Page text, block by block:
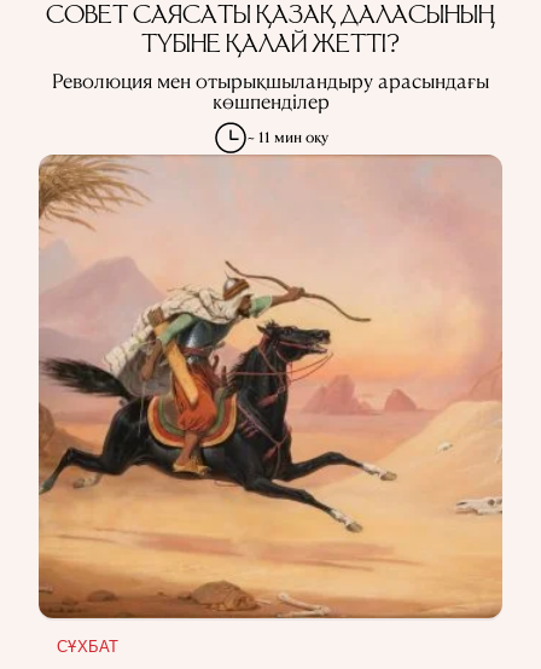
СОВЕТ САЯСАТЫ ҚАЗАҚ ДАЛАСЫНЫҢ
ТҮБІНЕ ҚАЛАЙ ЖЕТТІ?
Революция мен отырықшыландыру арасындағы
көшпенділер
~ 11 мин оқу
СҰХБАТ